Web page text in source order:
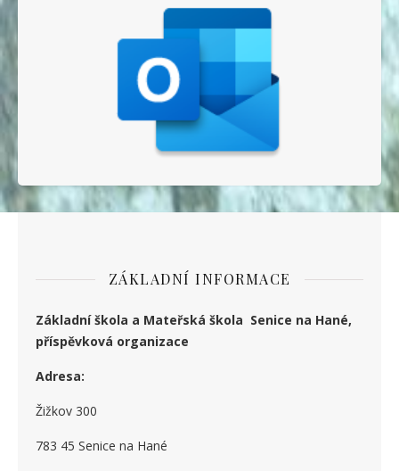
ZÁKLADNÍ INFORMACE
Základní škola a Mateřská škola Senice na Hané,
příspěvková organizace
Adresa:
Žižkov 300
783 45 Senice na Hané